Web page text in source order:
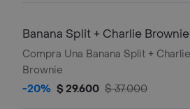
Banana Split + Charlie Brownie
Compra Una Banana Split + Charlie
Brownie
-20% $ 29.600 $ 37.000